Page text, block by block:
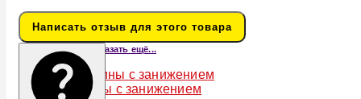
Спортивная подвеска
Показать ещё...
Пружины с занижением
Написать отзыв для этого товара